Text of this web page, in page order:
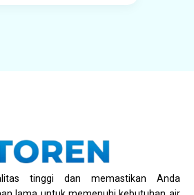
tinggi dan memastikan Anda